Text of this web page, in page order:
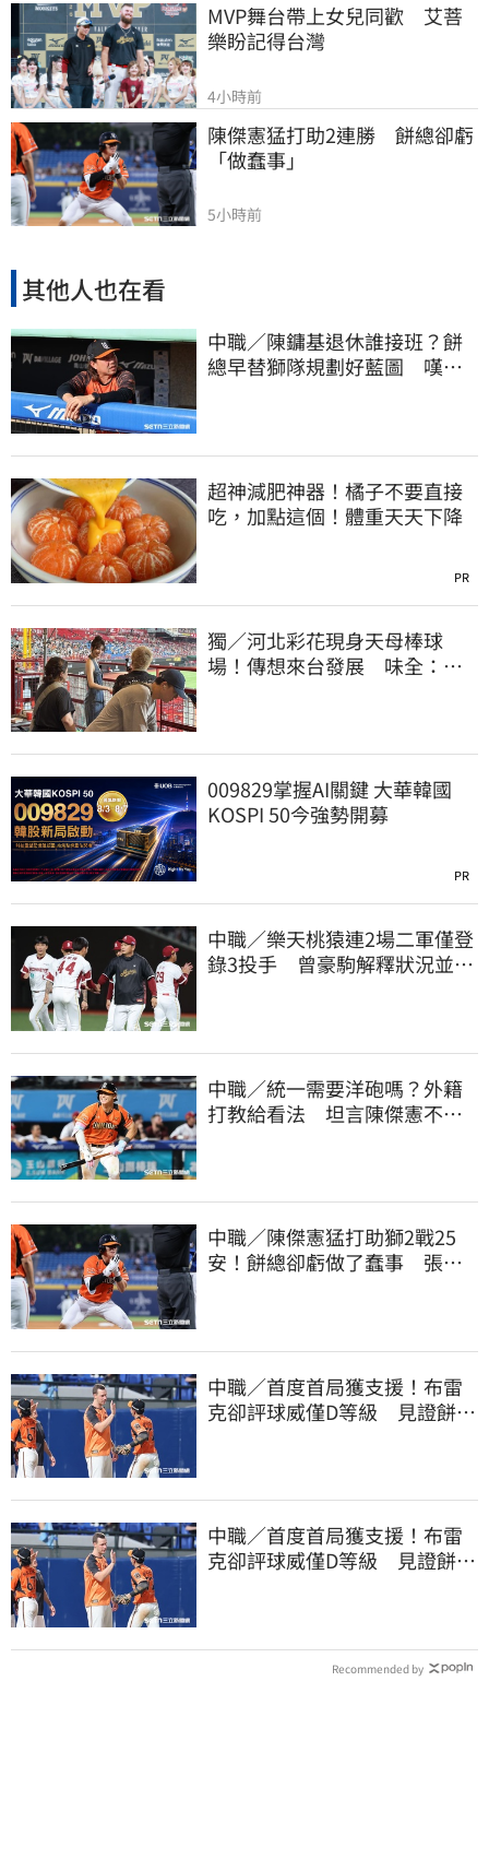
MVP舞台帶上女兒同歡　艾菩
樂盼記得台灣
4小時前
陳傑憲猛打助2連勝　餅總卻虧
「做蠢事」
5小時前
其他人也在看
中職／陳鏞基退休誰接班？餅
總早替獅隊規劃好藍圖 嘆新
超神減肥神器！橘子不要直接
吃，加點這個！體重天天下降
PR
獨／河北彩花現身天母棒球
場！傳想來台發展 味全：歡
009829掌握AI關鍵 大華韓國
KOSPI 50今強勢開募
PR
中職／樂天桃猿連2場二軍僅登
錄3投手 曾豪駒解釋狀況並透
中職／統一需要洋砲嗎？外籍
打教給看法 坦言陳傑憲不能
中職／陳傑憲猛打助獅2戰25
安！餅總卻虧做了蠢事 張翔
中職／首度首局獲支援！布雷
克卻評球威僅D等級 見證餅總
中職／首度首局獲支援！布雷
克卻評球威僅D等級 見證餅總
Recommended by